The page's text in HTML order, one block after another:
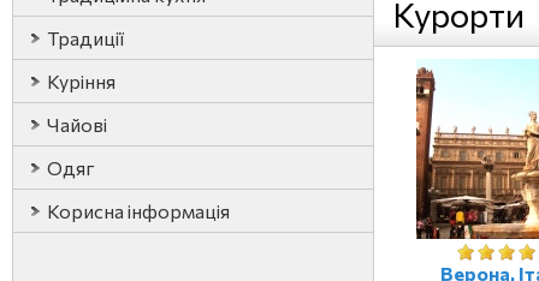
Традиції
Куріння
Чайові
Одяг
Корисна інформація
Курорти
Верона,